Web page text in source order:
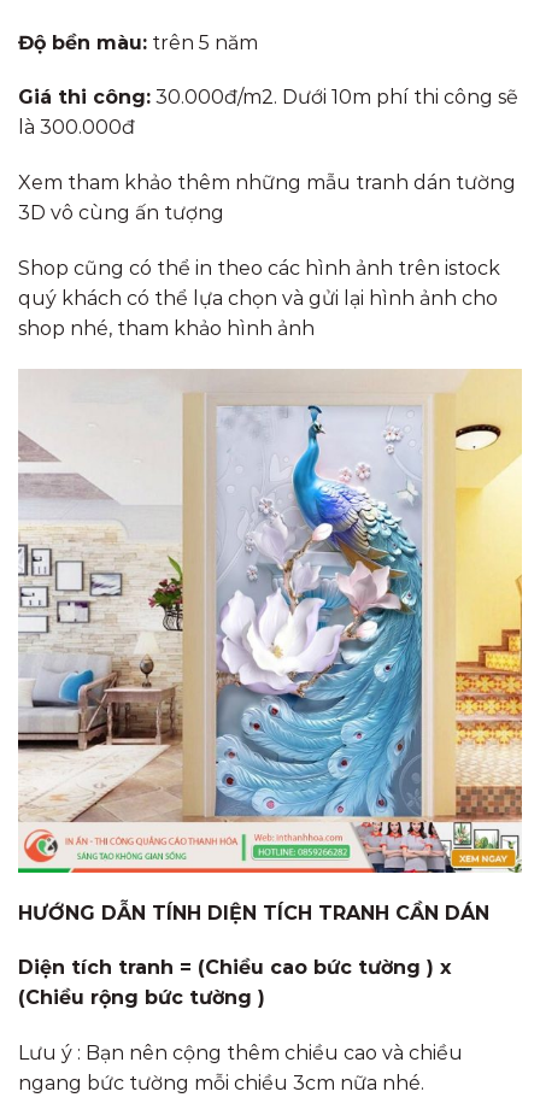
Độ bền màu: trên 5 năm
Giá thi công: 30.000đ/m2. Dưới 10m phí thi công sẽ
là 300.000đ
Xem tham khảo thêm những mẫu tranh dán tường
3D vô cùng ấn tượng
Shop cũng có thể in theo các hình ảnh trên istock
quý khách có thể lựa chọn và gửi lại hình ảnh cho
shop nhé, tham khảo hình ảnh
HƯỚNG DẪN TÍNH DIỆN TÍCH TRANH CẦN DÁN
Diện tích tranh = (Chiều cao bức tường ) x
(Chiều rộng bức tường )
Lưu ý : Bạn nên cộng thêm chiều cao và chiều
ngang bức tường mỗi chiều 3cm nữa nhé.